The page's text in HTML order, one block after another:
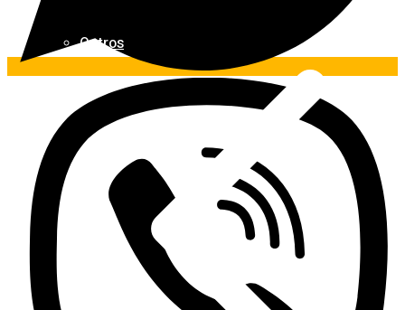
Outros